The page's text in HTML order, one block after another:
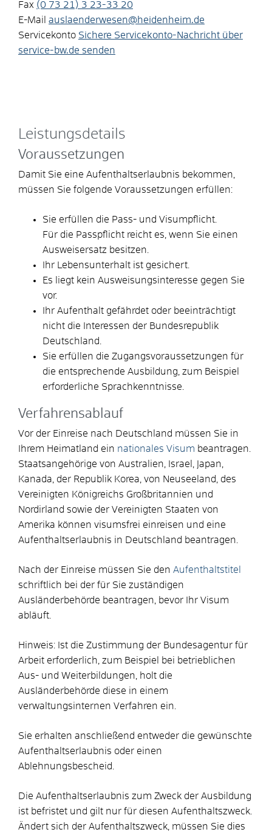
Fax (0 73 21) 3 23-33 20
E-Mail auslaenderwesen@heidenheim.de
Servicekonto Sichere Servicekonto-Nachricht über
service-bw.de senden
Leistungsdetails
Voraussetzungen
Damit Sie eine Aufenthaltserlaubnis bekommen,
müssen Sie folgende Voraussetzungen erfüllen:
Sie erfüllen die Pass- und Visumpflicht.
Für die Passpflicht reicht es, wenn Sie einen
Ausweisersatz besitzen.
Ihr Lebensunterhalt ist gesichert.
Es liegt kein Ausweisungsinteresse gegen Sie
vor.
Ihr Aufenthalt gefährdet oder beeinträchtigt
nicht die Interessen der Bundesrepublik
Deutschland.
Sie erfüllen die Zugangsvoraussetzungen für
die entsprechende Ausbildung, zum Beispiel
erforderliche Sprachkenntnisse.
Verfahrensablauf
Vor der Einreise nach Deutschland müssen Sie in
Ihrem Heimatland ein nationales Visum beantragen.
Staatsangehörige von Australien, Israel, Japan,
Kanada, der Republik Korea, von Neuseeland, des
Vereinigten Königreichs Großbritannien und
Nordirland sowie der Vereinigten Staaten von
Amerika können visumsfrei einreisen und eine
Aufenthaltserlaubnis in Deutschland beantragen.
Nach der Einreise müssen Sie den Aufenthaltstitel
schriftlich bei der für Sie zuständigen
Ausländerbehörde beantragen, bevor Ihr Visum
abläuft.
Hinweis: Ist die Zustimmung der Bundesagentur für
Arbeit erforderlich, zum Beispiel bei betrieblichen
Aus- und Weiterbildungen, holt die
Ausländerbehörde diese in einem
verwaltungsinternen Verfahren ein.
Sie erhalten anschließend entweder die gewünschte
Aufenthaltserlaubnis oder einen
Ablehnungsbescheid.
Die Aufenthaltserlaubnis zum Zweck der Ausbildung
ist befristet und gilt nur für diesen Aufenthaltszweck.
Ändert sich der Aufenthaltszweck, müssen Sie dies